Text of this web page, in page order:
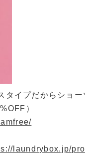
タイプだからショ
）
laundrybox.jp/